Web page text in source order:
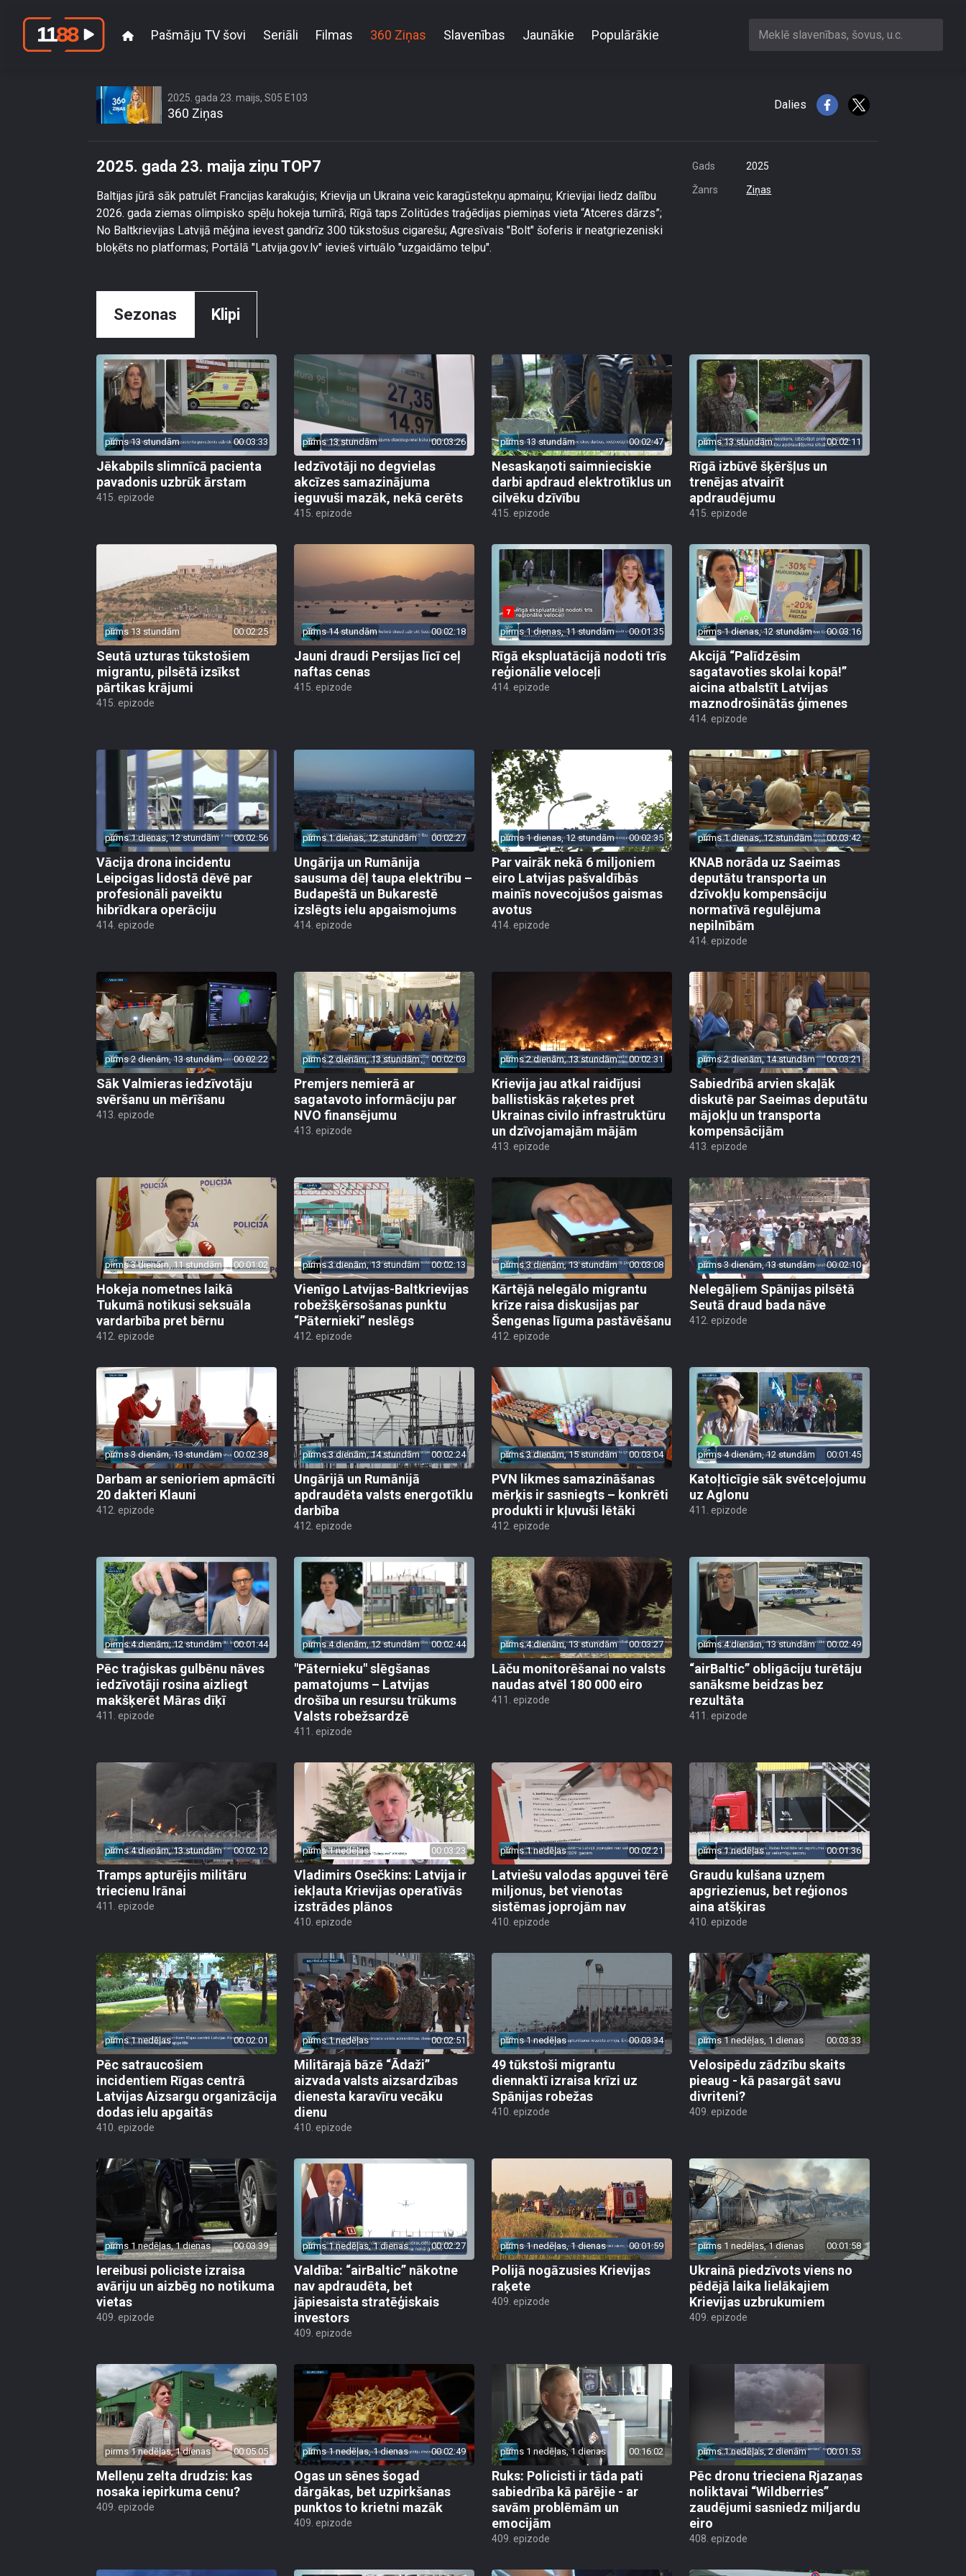
Pašmāju TV šovi Seriāli Filmas 360 Ziņas Slavenības Jaunākie Populārākie Meklē slavenības, šovus, u.c.
2025. gada 23. maijs, S05 E103
360 Ziņas
Dalies
2025. gada 23. maija ziņu TOP7
Baltijas jūrā sāk patrulēt Francijas karakuģis; Krievija un Ukraina veic karagūstekņu apmaiņu; Krievijai liedz dalību
2026. gada ziemas olimpisko spēļu hokeja turnīrā; Rīgā taps Zolitūdes traģēdijas piemiņas vieta “Atceres dārzs”;
No Baltkrievijas Latvijā mēģina ievest gandrīz 300 tūkstošus cigarešu; Agresīvais "Bolt" šoferis ir neatgriezeniski
bloķēts no platformas; Portālā "Latvija.gov.lv" ievieš virtuālo "uzgaidāmo telpu".
Gads 2025
Žanrs Ziņas
Sezonas Klipi
pirms 13 stundām 00:03:33
Jēkabpils slimnīcā pacienta
pavadonis uzbrūk ārstam
415. epizode
pirms 13 stundām 00:03:26
Iedzīvotāji no degvielas
akcīzes samazinājuma
ieguvuši mazāk, nekā cerēts
415. epizode
pirms 13 stundām 00:02:47
Nesaskaņoti saimnieciskie
darbi apdraud elektrotīklus un
cilvēku dzīvību
415. epizode
pirms 13 stundām 00:02:11
Rīgā izbūvē šķēršļus un
trenējas atvairīt
apdraudējumu
415. epizode
pirms 13 stundām 00:02:25
Seutā uzturas tūkstošiem
migrantu, pilsētā izsīkst
pārtikas krājumi
415. epizode
pirms 14 stundām 00:02:18
Jauni draudi Persijas līcī ceļ
naftas cenas
415. epizode
pirms 1 dienas, 11 stundām 00:01:35
Rīgā ekspluatācijā nodoti trīs
reģionālie veloceļi
414. epizode
pirms 1 dienas, 12 stundām 00:03:16
Akcijā “Palīdzēsim
sagatavoties skolai kopā!”
aicina atbalstīt Latvijas
maznodrošinātās ģimenes
414. epizode
pirms 1 dienas, 12 stundām 00:02:56
Vācija drona incidentu
Leipcigas lidostā dēvē par
profesionāli paveiktu
hibrīdkara operāciju
414. epizode
pirms 1 dienas, 12 stundām 00:02:27
Ungārija un Rumānija
sausuma dēļ taupa elektrību –
Budapeštā un Bukarestē
izslēgts ielu apgaismojums
414. epizode
pirms 1 dienas, 12 stundām 00:02:35
Par vairāk nekā 6 miljoniem
eiro Latvijas pašvaldībās
mainīs novecojušos gaismas
avotus
414. epizode
pirms 1 dienas, 12 stundām 00:03:42
KNAB norāda uz Saeimas
deputātu transporta un
dzīvokļu kompensāciju
normatīvā regulējuma
nepilnībām
414. epizode
pirms 2 dienām, 13 stundām 00:02:22
Sāk Valmieras iedzīvotāju
svēršanu un mērīšanu
413. epizode
pirms 2 dienām, 13 stundām 00:02:03
Premjers nemierā ar
sagatavoto informāciju par
NVO finansējumu
413. epizode
pirms 2 dienām, 13 stundām 00:02:31
Krievija jau atkal raidījusi
ballistiskās raķetes pret
Ukrainas civilo infrastruktūru
un dzīvojamajām mājām
413. epizode
pirms 2 dienām, 14 stundām 00:03:21
Sabiedrībā arvien skaļāk
diskutē par Saeimas deputātu
mājokļu un transporta
kompensācijām
413. epizode
pirms 3 dienām, 11 stundām 00:01:02
Hokeja nometnes laikā
Tukumā notikusi seksuāla
vardarbība pret bērnu
412. epizode
pirms 3 dienām, 13 stundām 00:02:13
Vienīgo Latvijas-Baltkrievijas
robežšķērsošanas punktu
“Pāternieki” neslēgs
412. epizode
pirms 3 dienām, 13 stundām 00:03:08
Kārtējā nelegālo migrantu
krīze raisa diskusijas par
Šengenas līguma pastāvēšanu
412. epizode
pirms 3 dienām, 13 stundām 00:02:10
Nelegāļiem Spānijas pilsētā
Seutā draud bada nāve
412. epizode
pirms 3 dienām, 13 stundām 00:02:38
Darbam ar senioriem apmācīti
20 dakteri Klauni
412. epizode
pirms 3 dienām, 14 stundām 00:02:24
Ungārijā un Rumānijā
apdraudēta valsts energotīklu
darbība
412. epizode
pirms 3 dienām, 15 stundām 00:03:04
PVN likmes samazināšanas
mērķis ir sasniegts – konkrēti
produkti ir kļuvuši lētāki
412. epizode
pirms 4 dienām, 12 stundām 00:01:45
Katoļticīgie sāk svētceļojumu
uz Aglonu
411. epizode
pirms 4 dienām, 12 stundām 00:01:44
Pēc traģiskas gulbēnu nāves
iedzīvotāji rosina aizliegt
makšķerēt Māras dīķī
411. epizode
pirms 4 dienām, 12 stundām 00:02:44
"Pāternieku" slēgšanas
pamatojums – Latvijas
drošība un resursu trūkums
Valsts robežsardzē
411. epizode
pirms 4 dienām, 13 stundām 00:03:27
Lāču monitorēšanai no valsts
naudas atvēl 180 000 eiro
411. epizode
pirms 4 dienām, 13 stundām 00:02:49
“airBaltic” obligāciju turētāju
sanāksme beidzas bez
rezultāta
411. epizode
pirms 4 dienām, 13 stundām 00:02:12
Tramps apturējis militāru
triecienu Irānai
411. epizode
pirms 1 nedēļas 00:03:23
Vladimirs Osečkins: Latvija ir
iekļauta Krievijas operatīvās
izstrādes plānos
410. epizode
pirms 1 nedēļas 00:02:21
Latviešu valodas apguvei tērē
miljonus, bet vienotas
sistēmas joprojām nav
410. epizode
pirms 1 nedēļas 00:01:36
Graudu kulšana uzņem
apgriezienus, bet reģionos
aina atšķiras
410. epizode
pirms 1 nedēļas 00:02:01
Pēc satraucošiem
incidentiem Rīgas centrā
Latvijas Aizsargu organizācija
dodas ielu apgaitās
410. epizode
pirms 1 nedēļas 00:02:51
Militārajā bāzē “Ādaži”
aizvada valsts aizsardzības
dienesta karavīru vecāku
dienu
410. epizode
pirms 1 nedēļas 00:03:34
49 tūkstoši migrantu
diennaktī izraisa krīzi uz
Spānijas robežas
410. epizode
pirms 1 nedēļas, 1 dienas 00:03:33
Velosipēdu zādzību skaits
pieaug - kā pasargāt savu
divriteni?
409. epizode
pirms 1 nedēļas, 1 dienas 00:03:39
Iereibusi policiste izraisa
avāriju un aizbēg no notikuma
vietas
409. epizode
pirms 1 nedēļas, 1 dienas 00:02:27
Valdība: “airBaltic” nākotne
nav apdraudēta, bet
jāpiesaista stratēģiskais
investors
409. epizode
pirms 1 nedēļas, 1 dienas 00:01:59
Polijā nogāzusies Krievijas
raķete
409. epizode
pirms 1 nedēļas, 1 dienas 00:01:58
Ukrainā piedzīvots viens no
pēdējā laika lielākajiem
Krievijas uzbrukumiem
409. epizode
pirms 1 nedēļas, 1 dienas 00:05:05
Melleņu zelta drudzis: kas
nosaka iepirkuma cenu?
409. epizode
pirms 1 nedēļas, 1 dienas 00:02:49
Ogas un sēnes šogad
dārgākas, bet uzpirkšanas
punktos to krietni mazāk
409. epizode
pirms 1 nedēļas, 1 dienas 00:16:02
Ruks: Policisti ir tāda pati
sabiedrība kā pārējie - ar
savām problēmām un
emocijām
409. epizode
pirms 1 nedēļas, 2 dienām 00:01:53
Pēc dronu trieciena Rjazaņas
noliktavai “Wildberries”
zaudējumi sasniedz miljardu
eiro
408. epizode